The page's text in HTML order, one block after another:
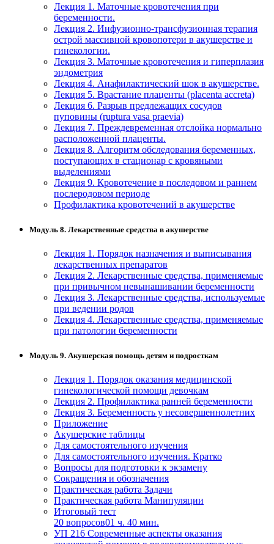
Лекция 1. Маточные кровотечения при
беременности.
Лекция 2. Инфузионно-трансфузионная терапия
острой массивной кровопотери в акушерстве и
гинекологии.
Лекция 3. Маточные кровотечения и гиперплазия
эндометрия
Лекция 4. Анафилактический шок в акушерстве.
Лекция 5. Врастание плаценты (placenta accreta)
Лекция 6. Разрыв предлежащих сосудов
пуповины (ruptura vasa praevia)
Лекция 7. Преждевременная отслойка нормально
расположенной плаценты.
Лекция 8. Алгоритм обследования беременных,
поступающих в стационар с кровяными
выделениями
Лекция 9. Кровотечение в последовом и раннем
послеродовом периоде
Профилактика кровотечений в акушерстве
Модуль 8. Лекарственные средства в акушерстве
Лекция 1. Порядок назначения и выписывания
лекарственных препаратов
Лекция 2. Лекарственные средства, применяемые
при привычном невынашивании беременности
Лекция 3. Лекарственные средства, используемые
при ведении родов
Лекция 4. Лекарственные средства, применяемые
при патологии беременности
Модуль 9. Акушерская помощь детям и подросткам
Лекция 1. Порядок оказания медицинской
гинекологической помощи девочкам
Лекция 2. Профилактика ранней беременности
Лекция 3. Беременность у несовершеннолетних
Приложение
Акушерские таблицы
Для самостоятельного изучения
Для самостоятельного изучения. Кратко
Вопросы для подготовки к экзамену
Сокращения и обозначения
Практическая работа Задачи
Практическая работа Манипуляции
Итоговый тест
20 вопросов01 ч. 40 мин.
УП 216 Современные аспекты оказания